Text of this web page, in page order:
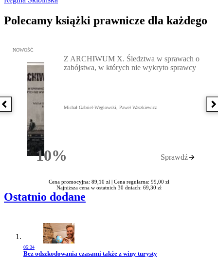
Polecamy książki prawnicze dla każdego
Poprzednia książka
Przejdź do: Z ARCHIWUM X. Śledztwa w sprawach o
NOWOŚĆ
10%Rabatu
Z ARCHIWUM X. Śledztwa w sprawach o
zabójstwa, w których nie wykryto sprawcy
Michał Gabriel-Węglowski, Paweł Waszkiewicz
Sprawdź
Cena promocyjna: 89,10 zł | Cena regularna: 99,00 zł
Najniższa cena w ostatnich 30 dniach: 69,30 zł
Ostatnio dodane
05:34
Przejdź do artykułu:
Bez odszkodowania czasami także z winy turysty